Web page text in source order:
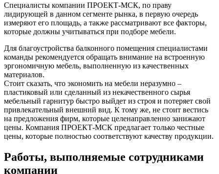
Специалисты компании ПРОЕКТ-МСК, по праву
лидирующей в данном сегменте рынка, в первую очередь
измеряют его площадь, а также рассматривают все факторы,
которые должны учитываться при подборе мебели.
Для благоустройства балконного помещения специалистами
команды рекомендуется обращать внимание на встроенную
эргономичную мебель, выполненную из качественных
материалов.
Стоит сказать, что экономить на мебели неразумно –
пластиковый или сделанный из некачественного сырья
мебельный гарнитур быстро выйдет из строя и потеряет свой
привлекательный внешний вид. К тому же, не стоит вестись
на предложения фирм, которые целенаправленно занижают
цены. Компания ПРОЕКТ-МСК предлагает только честные
цены, которые полностью соответствуют качеству продукции.
Работы, выполняемые сотрудниками
компании